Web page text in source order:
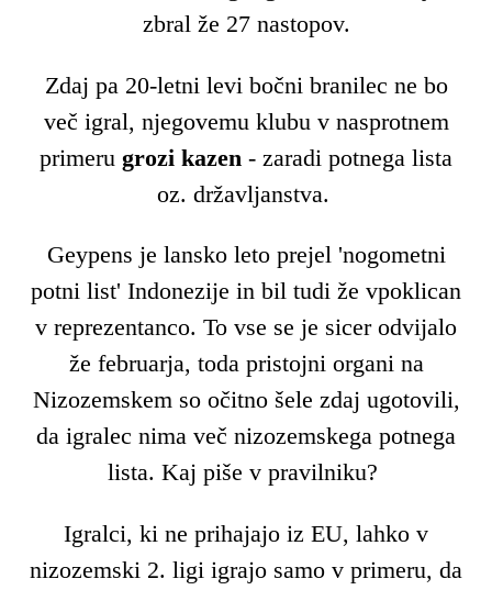
zbral že 27 nastopov.
Zdaj pa 20-letni levi bočni branilec ne bo
več igral, njegovemu klubu v nasprotnem
primeru grozi kazen - zaradi potnega lista
oz. državljanstva.
Geypens je lansko leto prejel 'nogometni
potni list' Indonezije in bil tudi že vpoklican
v reprezentanco. To vse se je sicer odvijalo
že februarja, toda pristojni organi na
Nizozemskem so očitno šele zdaj ugotovili,
da igralec nima več nizozemskega potnega
lista. Kaj piše v pravilniku?
Igralci, ki ne prihajajo iz EU, lahko v
nizozemski 2. ligi igrajo samo v primeru, da